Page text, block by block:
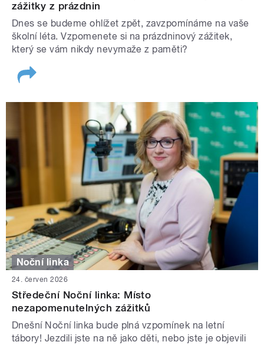
zážitky z prázdnin
Dnes se budeme ohlížet zpět, zavzpomínáme na vaše
školní léta. Vzpomenete si na prázdninový zážitek,
který se vám nikdy nevymaže z paměti?
Noční linka
24. červen 2026
Středeční Noční linka: Místo
nezapomenutelných zážitků
Dnešní Noční linka bude plná vzpomínek na letní
tábory! Jezdili jste na ně jako děti, nebo jste je objevili